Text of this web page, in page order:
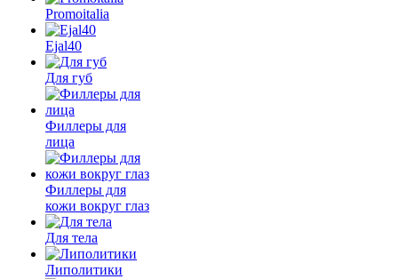
Promoitalia
Ejal40
Для губ
Филлеры для
лица
Филлеры для
кожи вокруг глаз
Для тела
Липолитики